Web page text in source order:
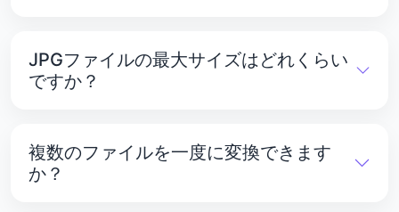
バーに1時間保存されます。その後、データのプライ
バシー保護のため、ファイルは自動的に削除されま
す。
JPGファイルの最大サイズはどれくらい
ですか？
るファイルはアップロードも変換もできません。
複数のファイルを一度に変換できます
か？